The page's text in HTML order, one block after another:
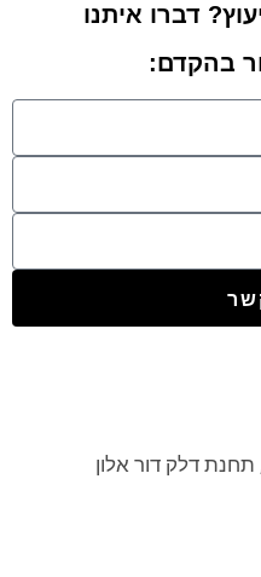
דברו איתנו
בהקדם:
תחנת דלק דור אלון